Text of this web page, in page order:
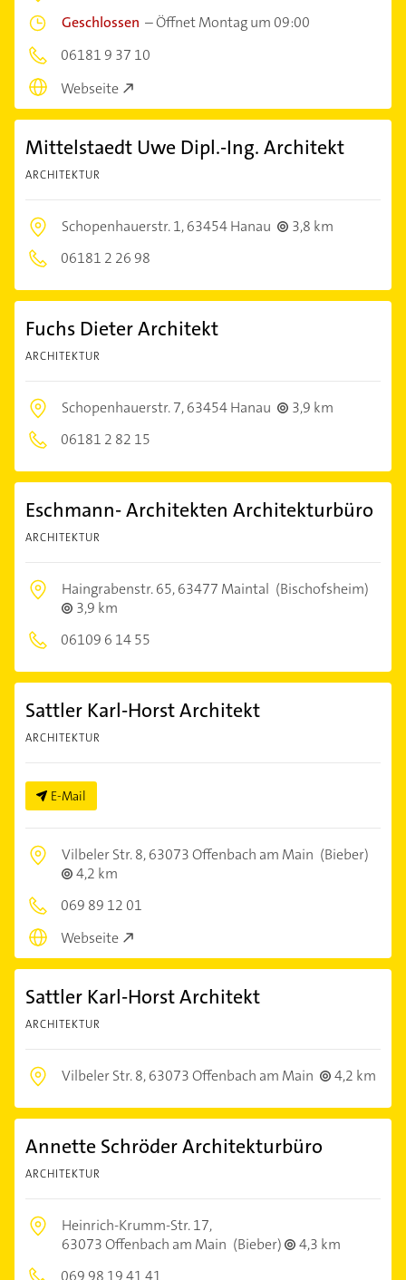
Geschlossen –Öffnet Montag um 09:00
06181 9 37 10
Webseite
Mittelstaedt Uwe Dipl.-Ing. Architekt
ARCHITEKTUR
Schopenhauerstr. 1,63454 Hanau
3,8 km
06181 2 26 98
Fuchs Dieter Architekt
ARCHITEKTUR
Schopenhauerstr. 7,63454 Hanau
3,9 km
06181 2 82 15
Eschmann- Architekten Architekturbüro
ARCHITEKTUR
Haingrabenstr. 65,63477 Maintal (Bischofsheim)
3,9 km
06109 6 14 55
Sattler Karl-Horst Architekt
ARCHITEKTUR
E-Mail
Vilbeler Str. 8,63073 Offenbach am Main (Bieber)
4,2 km
069 89 12 01
Webseite
Sattler Karl-Horst Architekt
ARCHITEKTUR
Vilbeler Str. 8,63073 Offenbach am Main 4,2 km
Annette Schröder Architekturbüro
ARCHITEKTUR
Heinrich-Krumm-Str. 17,
63073 Offenbach am Main (Bieber)
4,3 km
069 98 19 41 41